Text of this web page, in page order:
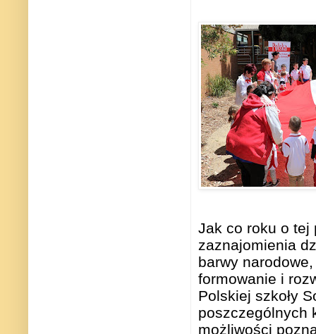
Jak co roku o tej
zaznajomienia
barwy
formowanie i
Polskiej szkoły
poszczególnych
możliwości